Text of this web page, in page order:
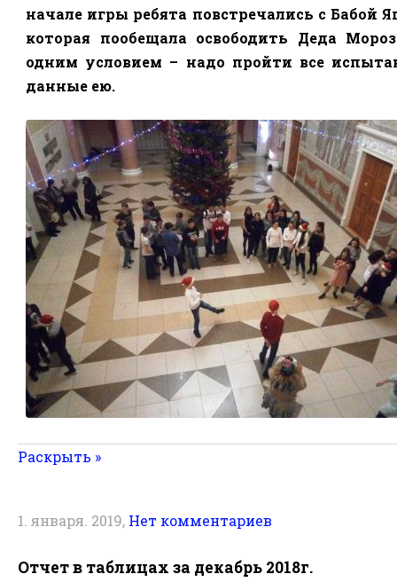
начале игры ребята повстречались с Бабой
которая пообещала освободить Деда
одним условием – надо пройти все
данные ею.
Раскрыть »
1. января. 2019, Нет комментариев
Отчет в таблицах за декабрь 2018г.